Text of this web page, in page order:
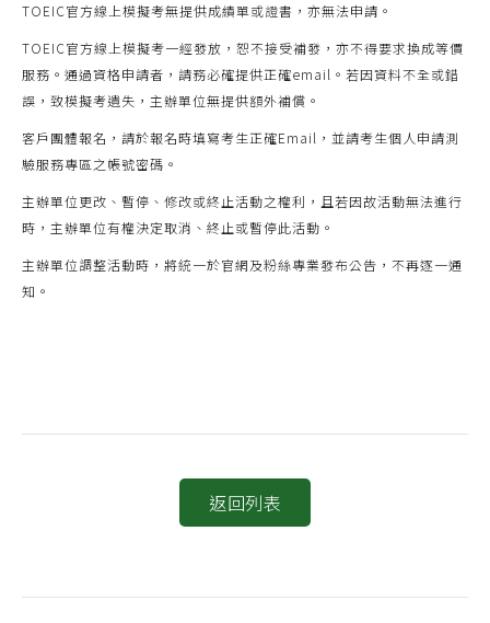
TOEIC官方線上模擬考無提供成績單或證書，亦無法申請 。
TOEIC官方線上模擬考一經發放 ， 恕不接受補發，亦不得要求換成等價
服務。通過資格申請者，請務必確提供正確email。若因資料不全或錯
誤，致模擬考遺失，主辦單位無提供額外補償。
客戶團體報名，請於報名時填寫考生正確Email，並請考生個人申請測
驗服務專區之帳號密碼。
主辦單位更改、暫停、修改或終止活動之權利，且若因故活動無法進行
時，主辦單位有權決定取消、終止或暫停此活動。
主辦單位調整活動時，將統一於官網及粉絲專業發布公告，不再逐一通
知。
返回列表